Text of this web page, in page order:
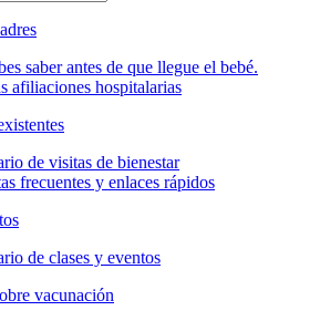
saber antes de que llegue el bebé.
afiliaciones hospitalarias
de visitas de bienestar
frecuentes y enlaces rápidos
de clases y eventos
vacunación